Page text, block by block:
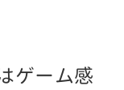
ゲーム感